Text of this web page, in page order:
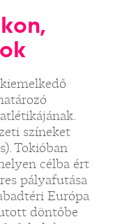
színeket
Tokióban
célba ért
pályafutása
Európa
döntőbe